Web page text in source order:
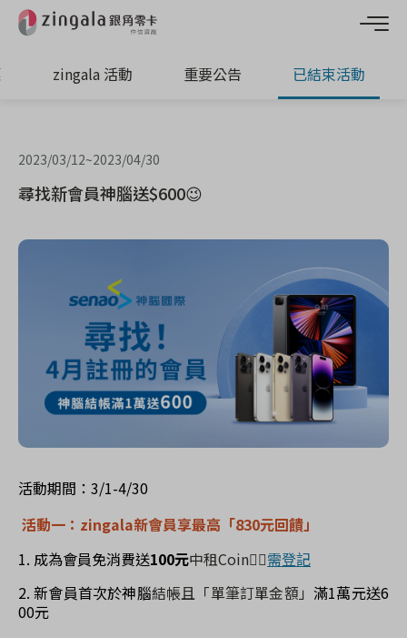
zingala 活動 重要公告 已結束活動
2023/03/12~2023/04/30
尋找新會員神腦送$600😉
活動期間：3/1-4/30
活動一： zingala新會員享最高 「830元回饋」
1. 成為會員免消費送100元中租Coin👉🏻需登記
2.新會員首次於神腦結帳且「單筆訂單金額」滿1萬元送6
00元